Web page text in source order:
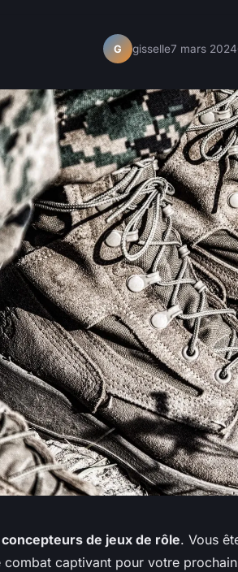
G gisselle7 mars 2024
concepteurs de jeux de rôle. Vous
combat captivant pour votre